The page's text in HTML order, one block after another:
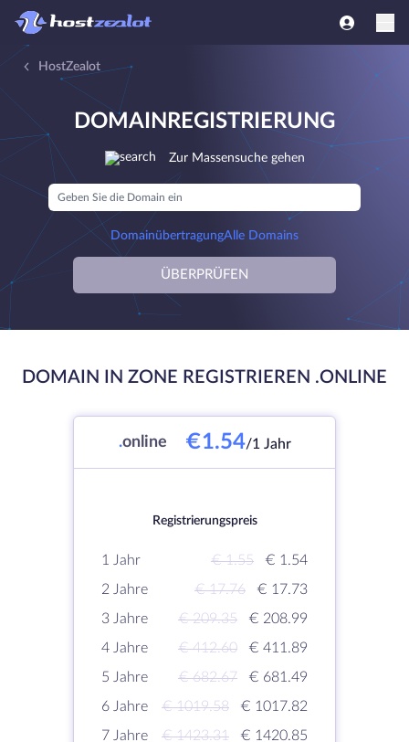
HostZealot
DOMAINREGISTRIERUNG
Zur Massensuche gehen
DomainübertragungAlle Domains
ÜBERPRÜFEN
DOMAIN IN ZONE REGISTRIEREN .ONLINE
.online €1.54/1 Jahr
Registrierungspreis
1 Jahr € 1.55
€ 1.54
2 Jahre
€ 17.76
€ 17.73
3 Jahre
€ 209.35
€ 208.99
4 Jahre
€ 412.60
€ 411.89
5 Jahre
€ 682.67
€ 681.49
6 Jahre
€ 1019.58
€ 1017.82
7 Jahre
€ 1423.31
€ 1420.85